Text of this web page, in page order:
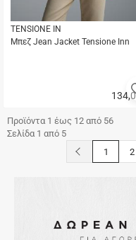
TENSIONE IN
Μπεζ Jean Jacket Tensione Inn
αγορά
Προϊόντα 1 έως 12 από 56
Σελίδα 1 από 5
button.prev
1 2